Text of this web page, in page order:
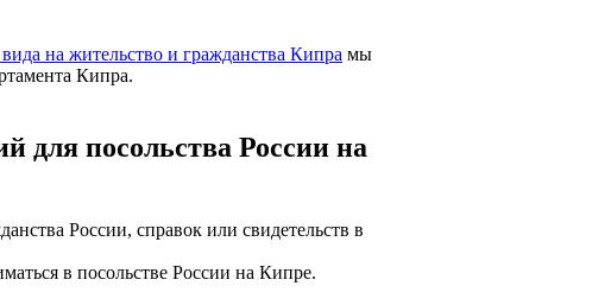
на жительство и гражданства Кипра мы
Кипра.
для посольства России на
России, справок или свидетельств в
в посольстве России на Кипре.